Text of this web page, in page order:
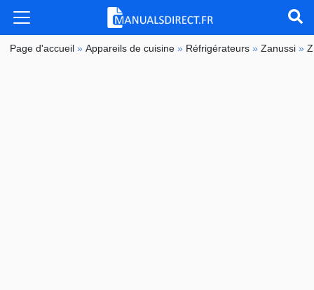
Page d'accueil »Appareils de cuisine » Réfrigérateurs »Zanussi »